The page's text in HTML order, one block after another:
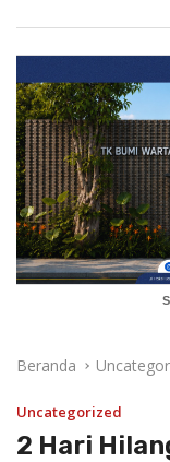
Beranda
Uncategorized
2 Hari